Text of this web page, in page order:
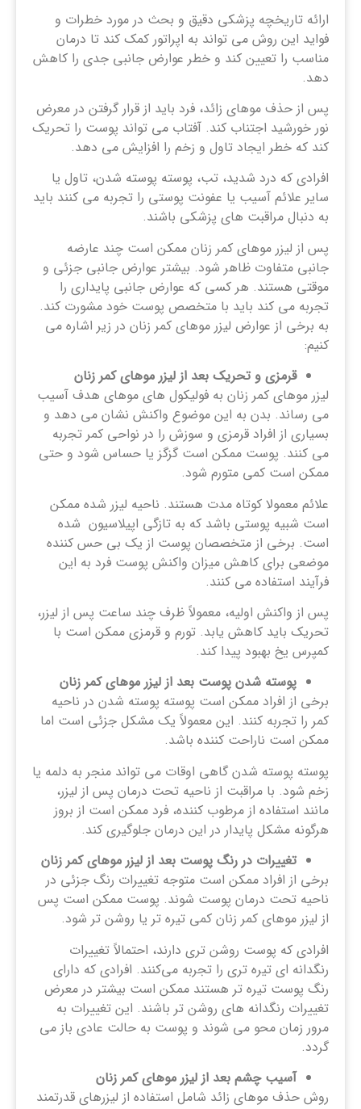
ارائه تاریخچه پزشکی دقیق و بحث در مورد خطرات و
فواید این روش می تواند به اپراتور کمک کند تا درمان
مناسب را تعیین کند و خطر عوارض جانبی جدی را کاهش
دهد.
پس از حذف موهای زائد، فرد باید از قرار گرفتن در معرض
نور خورشید اجتناب کند. آفتاب می تواند پوست را تحریک
کند که خطر ایجاد تاول و زخم را افزایش می دهد.
افرادی که درد شدید، تب، پوسته پوسته شدن، تاول یا
سایر علائم آسیب یا عفونت پوستی را تجربه می کنند باید
به دنبال مراقبت های پزشکی باشند.
پس از لیزر موهای کمر زنان ممکن است چند عارضه
جانبی متفاوت ظاهر شود. بیشتر عوارض جانبی جزئی و
موقتی هستند. هر کسی که عوارض جانبی پایداری را
تجربه می کند باید با متخصص پوست خود مشورت کند.
به برخی از عوارض لیزر موهای کمر زنان در زیر اشاره می
کنیم:
قرمزی و تحریک بعد از لیزر موهای کمر زنان
لیزر موهای کمر زنان به فولیکول های موهای هدف آسیب
می رساند. بدن به این موضوع واکنش نشان می دهد و
بسیاری از افراد قرمزی و سوزش را در نواحی کمر تجربه
می کنند. پوست ممکن است گزگز یا حساس شود و حتی
ممکن است کمی متورم شود.
علائم معمولا کوتاه مدت هستند. ناحیه لیزر شده ممکن
است شبیه پوستی باشد که به تازگی اپیلاسیون شده
است. برخی از متخصصان پوست از یک بی حس کننده
موضعی برای کاهش میزان واکنش پوست فرد به این
فرآیند استفاده می کنند.
پس از واکنش اولیه، معمولاً ظرف چند ساعت پس از لیزر،
تحریک باید کاهش یابد. تورم و قرمزی ممکن است با
کمپرس یخ بهبود پیدا کند.
پوسته شدن پوست بعد از لیزر موهای کمر زنان
برخی از افراد ممکن است پوسته پوسته شدن در ناحیه
کمر را تجربه کنند. این معمولاً یک مشکل جزئی است اما
ممکن است ناراحت کننده باشد.
پوسته پوسته شدن گاهی اوقات می تواند منجر به دلمه یا
زخم شود. با مراقبت از ناحیه تحت درمان پس از لیزر،
مانند استفاده از مرطوب کننده، فرد ممکن است از بروز
هرگونه مشکل پایدار در این درمان جلوگیری کند.
تغییرات در رنگ پوست بعد از لیزر موهای کمر زنان
برخی از افراد ممکن است متوجه تغییرات رنگ جزئی در
ناحیه تحت درمان پوست شوند. پوست ممکن است پس
از لیزر موهای کمر زنان کمی تیره تر یا روشن تر شود.
افرادی که پوست روشن‌ تری دارند، احتمالاً تغییرات
رنگدانه ‌ای تیره ‌تری را تجربه می‌کنند. افرادی که دارای
رنگ پوست تیره تر هستند ممکن است بیشتر در معرض
تغییرات رنگدانه های روشن تر باشند. این تغییرات به
مرور زمان محو می شوند و پوست به حالت عادی باز می
گردد.
آسیب چشم بعد از لیزر موهای کمر زنان
روش حذف موهای زائد شامل استفاده از لیزرهای قدرتمند